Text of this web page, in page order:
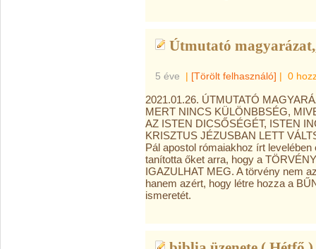
Útmutató
5 éve | [Törölt felhasználó] | 0
2021.01.26. ÚTMUTATÓ
MERT NINCS KÜLÖNBBSÉG,
AZ ISTEN DICSŐSÉGÉT, ISTEN
KRISZTUS JÉZUSBAN LETT
Pál apostol rómaiakhoz írt
tanította őket arra, hogy a
IGAZULHAT MEG. A törvény nem
hanem azért, hogy létre hozza a
ismeretét.